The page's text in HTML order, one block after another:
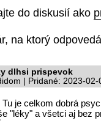
do diskusií ako
na ktorý
dlhsi prispevok
| Pridané: 2023-
Tu je celkom dobrá
"léky" a všetci aj bez